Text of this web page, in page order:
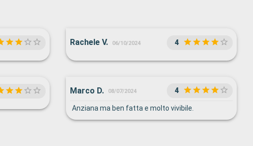
Rachele V. 06/10/2024 4
Marco D. 08/07/2024 4
Anziana ma ben fatta e molto vivibile.